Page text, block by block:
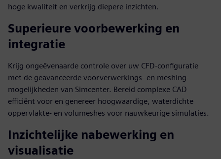
hoge kwaliteit en verkrijg diepere inzichten.
Superieure voorbewerking en
integratie
Krijg ongeëvenaarde controle over uw CFD-configuratie
met de geavanceerde voorverwerkings- en meshing-
mogelijkheden van Simcenter. Bereid complexe CAD
efficiënt voor en genereer hoogwaardige, waterdichte
oppervlakte- en volumeshes voor nauwkeurige simulaties.
Inzichtelijke nabewerking en
visualisatie